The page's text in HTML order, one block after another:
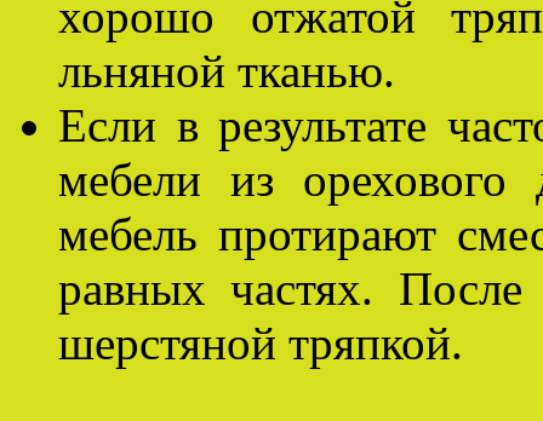
хорошо отжатой
льняной тканью.
Если в результате
мебели из орехового
мебель протирают
равных частях.
шерстяной тряпкой.